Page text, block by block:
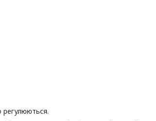
регулюються.